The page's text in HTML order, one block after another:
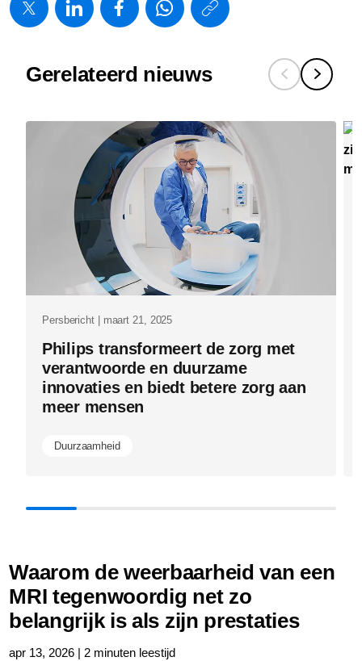
telegraaf-
csrd-
niet-
om-
het-
Gerelateerd nieuws
Persbericht | maart 21, 2025
Philips transformeert de zorg met
verantwoorde en duurzame
innovaties en biedt betere zorg aan
meer mensen
Duurzaamheid
Waarom de weerbaarheid van een
MRI tegenwoordig net zo
belangrijk is als zijn prestaties
apr 13, 2026 | 2 minuten leestijd